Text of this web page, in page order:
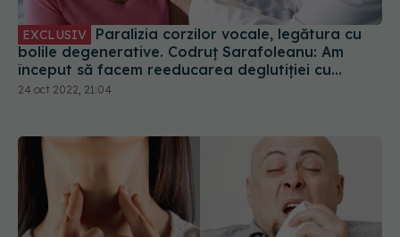
EXCLUSIV
bolile degenerative. Codruț Sarafoleanu: Am
început să facem reeducarea deglutiției cu
anumite trucuri
24 oct 2022, 21:04